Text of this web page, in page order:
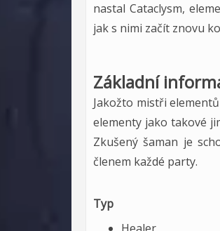
nastal Cataclysm,
jak s nimi začít znovu
Základní
Jakožto mistři
elementy jako takové
Zkušený šaman je
členem každé party.
Typ